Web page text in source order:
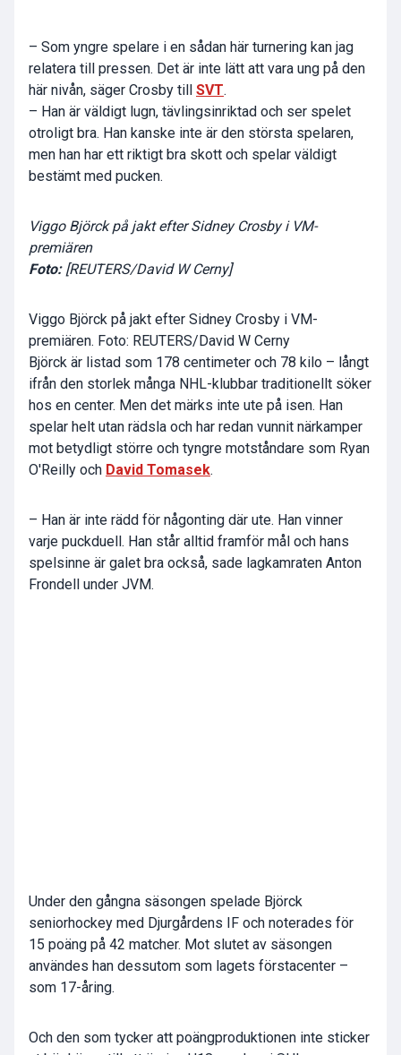
– Som yngre spelare i en sådan här turnering kan jag
relatera till pressen. Det är inte lätt att vara ung på den
här nivån, säger Crosby till SVT.
– Han är väldigt lugn, tävlingsinriktad och ser spelet
otroligt bra. Han kanske inte är den största spelaren,
men han har ett riktigt bra skott och spelar väldigt
bestämt med pucken.
Viggo Björck på jakt efter Sidney Crosby i VM-
premiären
Foto: [REUTERS/David W Cerny]
Viggo Björck på jakt efter Sidney Crosby i VM-
premiären. Foto: REUTERS/David W Cerny
Björck är listad som 178 centimeter och 78 kilo – långt
ifrån den storlek många NHL-klubbar traditionellt söker
hos en center. Men det märks inte ute på isen. Han
spelar helt utan rädsla och har redan vunnit närkamper
mot betydligt större och tyngre motståndare som Ryan
O'Reilly och David Tomasek.
– Han är inte rädd för någonting där ute. Han vinner
varje puckduell. Han står alltid framför mål och hans
spelsinne är galet bra också, sade lagkamraten Anton
Frondell under JVM.
Under den gångna säsongen spelade Björck
seniorhockey med Djurgårdens IF och noterades för
15 poäng på 42 matcher. Mot slutet av säsongen
användes han dessutom som lagets förstacenter –
som 17-åring.
Och den som tycker att poängproduktionen inte sticker